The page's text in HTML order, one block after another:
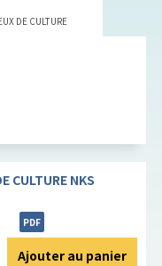
DE CULTURE
CULTURE NKS
PDF
Ajouter au panier